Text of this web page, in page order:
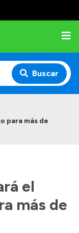
Buscar
para más de
el
más de